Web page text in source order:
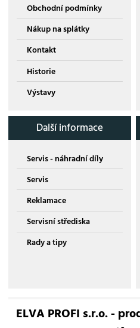
Obchodní podmínky
Nákup na splátky
Kontakt
Historie
Výstavy
Další informace
Servis - náhradní díly
Servis
Reklamace
Servisní střediska
Rady a tipy
ELVA PROFI s.r.o. -